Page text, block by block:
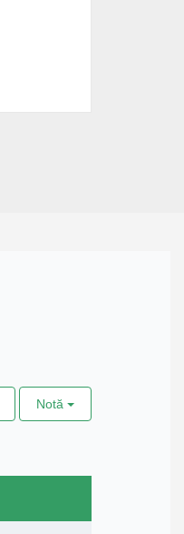
Notă